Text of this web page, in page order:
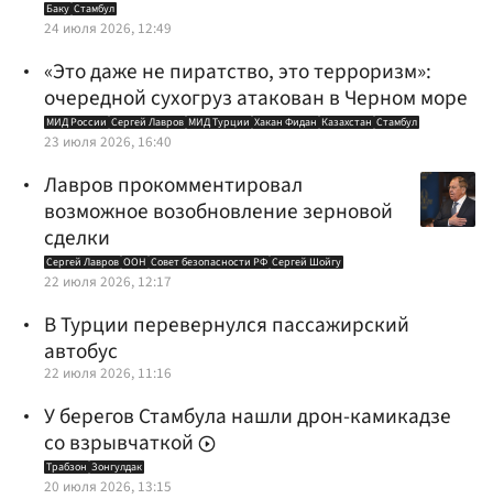
Баку Стамбул
24 июля 2026, 12:49
«Это даже не пиратство, это терроризм»:
очередной сухогруз атакован в Черном море
МИД России Сергей Лавров МИД Турции Хакан Фидан Казахстан Стамбул
23 июля 2026, 16:40
Лавров прокомментировал
возможное возобновление зерновой
сделки
Сергей Лавров ООН Совет безопасности РФ Сергей Шойгу
22 июля 2026, 12:17
В Турции перевернулся пассажирский
автобус
22 июля 2026, 11:16
У берегов Стамбула нашли дрон-камикадзе
со взрывчаткой
Трабзон Зонгулдак
20 июля 2026, 13:15